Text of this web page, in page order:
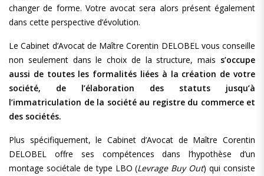
changer de forme. Votre avocat sera alors présent également
dans cette perspective d’évolution.
Le Cabinet d’Avocat de Maître Corentin DELOBEL vous conseille
non seulement dans le choix de la structure, mais s’occupe
aussi de toutes les formalités liées à la création de votre
société, de l’élaboration des statuts jusqu’à
l’immatriculation de la société au registre du commerce et
des sociétés.
Plus spécifiquement, le Cabinet d’Avocat de Maître Corentin
DELOBEL offre ses compétences dans l’hypothèse d’un
montage sociétale de type LBO (Levrage Buy Out) qui consiste